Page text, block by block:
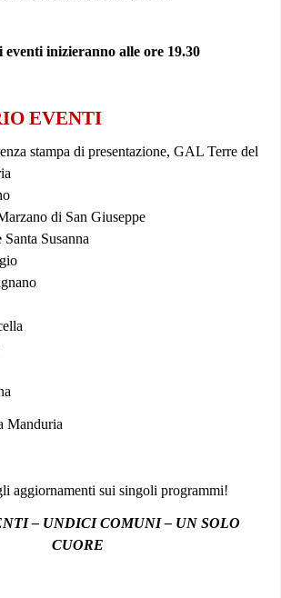
inizieranno alle ore 19.30
EVENTI
stampa di presentazione, GAL Terre del
di San Giuseppe
Susanna
Manduria
aggiornamenti sui singoli programmi!
– UNDICI COMUNI – UN SOLO
CUORE